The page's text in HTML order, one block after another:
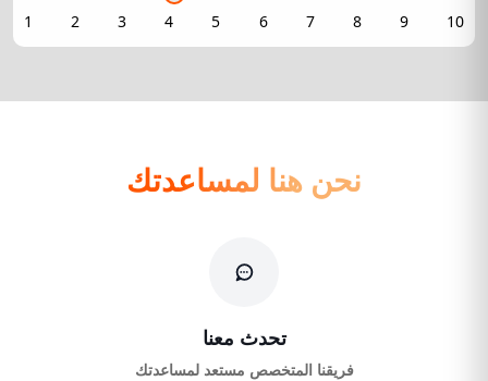
نحن هنا لمساعدتك
تحدث معنا
فريقنا المتخصص مستعد لمساعدتك